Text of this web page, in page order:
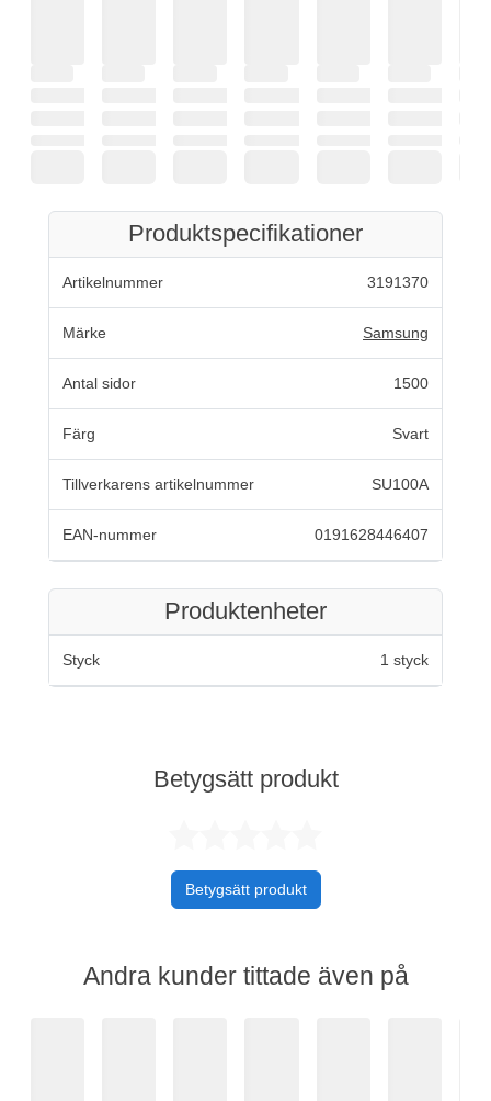
Produktspecifikationer
Artikelnummer 3191370
Märke Samsung
Antal sidor 1500
Färg Svart
Tillverkarens artikelnummer SU100A
EAN-nummer 0191628446407
Produktenheter
Styck 1 styck
Betygsätt produkt
Betygsätt produkt
Andra kunder tittade även på